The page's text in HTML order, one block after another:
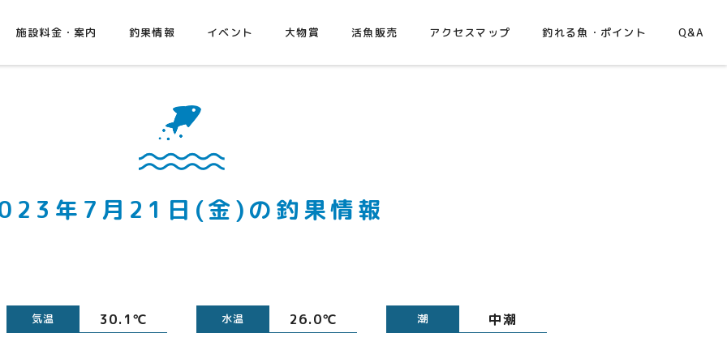
施設料金・案内 釣果情報 イベント 大物賞 活魚販売 アクセスマップ 釣れる魚・ポイント Q&A
年7月21日(金)の釣果情報
気温 30.1℃ 水温 26.0℃ 潮 中潮